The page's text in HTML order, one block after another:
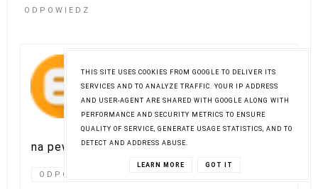
ODPOWIEDZ
2016 21:05
serduszko podbiły pomadki w
płynie i żel do brwi <3 Jak
wrócę do Polski z wakacji, to
na pewno wybiorę się na zakupy :)
ODPOWIEDZ
THIS SITE USES COOKIES FROM GOOGLE TO DELIVER ITS
SERVICES AND TO ANALYZE TRAFFIC. YOUR IP ADDRESS
AND USER-AGENT ARE SHARED WITH GOOGLE ALONG WITH
PERFORMANCE AND SECURITY METRICS TO ENSURE
QUALITY OF SERVICE, GENERATE USAGE STATISTICS, AND TO
DETECT AND ADDRESS ABUSE.
LEARN MORE GOT IT